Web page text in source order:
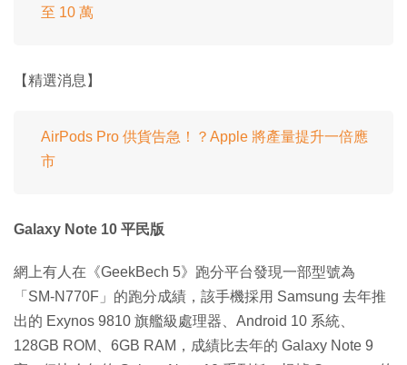
至 10 萬
【精選消息】
AirPods Pro 供貨告急！？Apple 將產量提升一倍應
市
Galaxy Note 10 平民版
網上有人在《GeekBech 5》跑分平台發現一部型號為
「SM-N770F」的跑分成績，該手機採用 Samsung 去年推
出的 Exynos 9810 旗艦級處理器、Android 10 系統、
128GB ROM、6GB RAM，成績比去年的 Galaxy Note 9